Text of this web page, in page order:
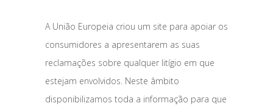
A União Europeia criou um site para apoiar os
consumidores a apresentarem as suas
reclamações sobre qualquer litígio em que
estejam envolvidos. Neste âmbito
disponibilizamos toda a informação para que